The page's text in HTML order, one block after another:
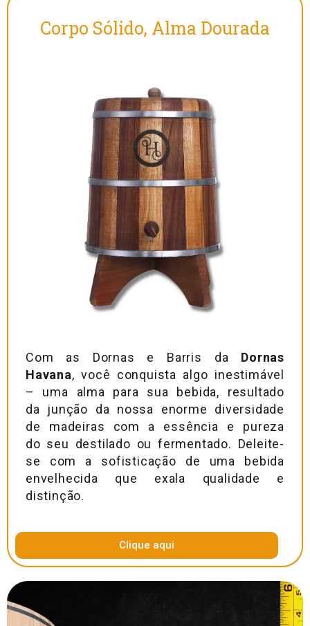
Corpo Sólido, Alma Dourada
Com as Dornas e Barris da Dornas
Havana, você conquista algo inestimável
– uma alma para sua bebida, resultado
da junção da nossa enorme diversidade
de madeiras com a essência e pureza
do seu destilado ou fermentado. Deleite-
se com a sofisticação de uma bebida
envelhecida que exala qualidade e
distinção.
Clique aqui